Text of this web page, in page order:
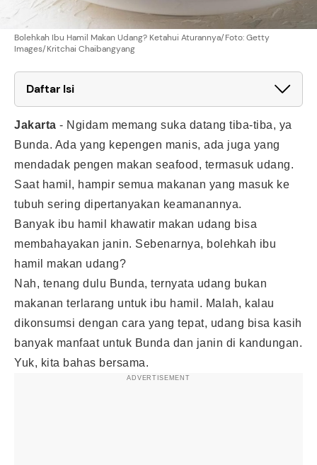
Bolehkah Ibu Hamil Makan Udang? Ketahui Aturannya/Foto: Getty
Images/Kritchai Chaibangyang
Daftar Isi
Jakarta - Ngidam memang suka datang tiba-tiba, ya
Bunda. Ada yang kepengen manis, ada juga yang
mendadak pengen makan seafood, termasuk udang.
Saat hamil, hampir semua makanan yang masuk ke
tubuh sering dipertanyakan keamanannya.
Banyak ibu hamil khawatir makan udang bisa
membahayakan janin. Sebenarnya, bolehkah ibu
hamil makan udang?
Nah, tenang dulu Bunda, ternyata udang bukan
makanan terlarang untuk ibu hamil. Malah, kalau
dikonsumsi dengan cara yang tepat, udang bisa kasih
banyak manfaat untuk Bunda dan janin di kandungan.
Yuk, kita bahas bersama.
ADVERTISEMENT